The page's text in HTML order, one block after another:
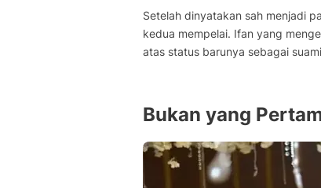
Setelah dinyatakan sah menjadi
kedua mempelai. Ifan yang
atas status barunya sebagai
Bukan yang